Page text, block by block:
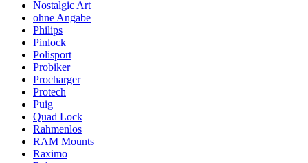
Nostalgic Art
ohne Angabe
Philips
Pinlock
Polisport
Probiker
Procharger
Protech
Puig
Quad Lock
Rahmenlos
RAM Mounts
Raximo